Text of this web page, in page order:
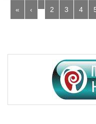
« ‹ 2 3 4